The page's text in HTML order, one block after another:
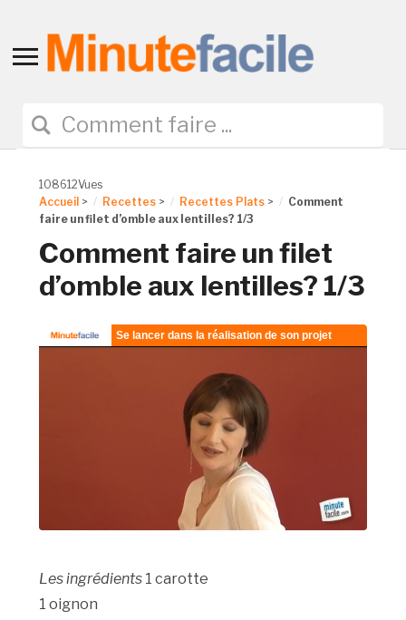
Toggle
navigation
108612Vues
Accueil > Recettes > Recettes Plats >
Comment
faire un filet d’omble aux lentilles? 1/3
Comment faire un filet
d’omble aux lentilles? 1/3
Les ingrédients 1 carotte
1 oignon